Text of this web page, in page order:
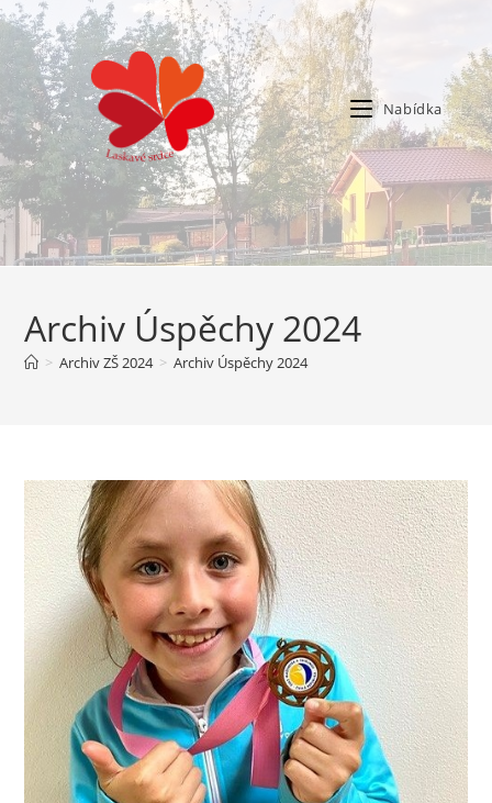
Nabídka
Archiv Úspěchy 2024
> Archiv ZŠ 2024 > Archiv Úspěchy 2024